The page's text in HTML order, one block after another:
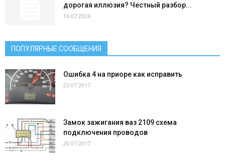
дорогая иллюзия? Честный разбор...
16.07.2026
ПОПУЛЯРНЫЕ СООБЩЕНИЯ
Ошибка 4 на приоре как исправить
23.07.2017
Замок зажигания ваз 2109 схема
подключения проводов
20.07.2017